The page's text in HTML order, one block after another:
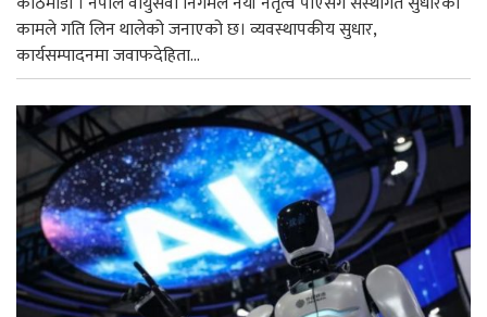
कामले गति लिन थालेको जनाएको छ। व्यवस्थापकीय सुधार,
कार्यसम्पादनमा जवाफदेहिता...